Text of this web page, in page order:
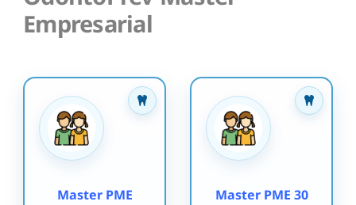
Empresarial
Master PME Master PME 30